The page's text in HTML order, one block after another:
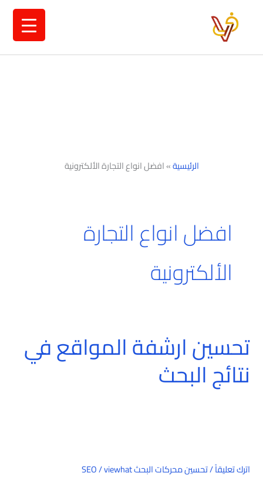
الرئيسية»افضل انواع التجارة الألكترونية
افضل انواع التجارة
الألكترونية
تحسين ارشفة المواقع في
نتائج البحث
اترك تعليقاً/تحسين محركات البحث SEO /viewhat
تحسين
ارشفة
المواقع
في